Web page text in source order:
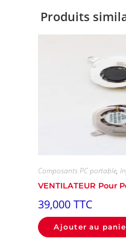
Produits
Composants PC portable,
VENTILATEUR Pour
39,000TTC
Ajouter au